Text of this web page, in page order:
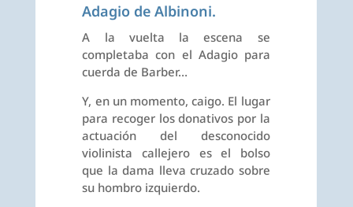
Adagio de Albinoni.
A la vuelta la escena se
completaba con el Adagio para
cuerda de Barber…
Y, en un momento, caigo. El lugar
para recoger los donativos por la
actuación del desconocido
violinista callejero es el bolso
que la dama lleva cruzado sobre
su hombro izquierdo.